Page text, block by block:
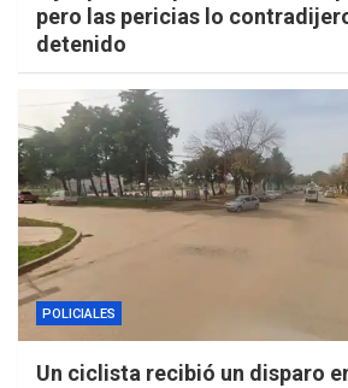
pero las pericias lo
detenido
POLICIALES
Un ciclista recibió un disparo